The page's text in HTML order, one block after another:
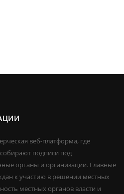
веб-платформа, где
подписи под
органы и организации. Главные
к участию в решении местных
местных органов власти и